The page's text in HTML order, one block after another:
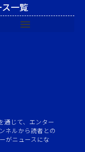
通じて、エンター
ネルから読者との
がニュースにな
一覧